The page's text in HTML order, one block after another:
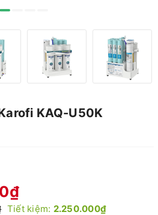
KAQ-U50K
Tiết kiệm: 2.250.000₫